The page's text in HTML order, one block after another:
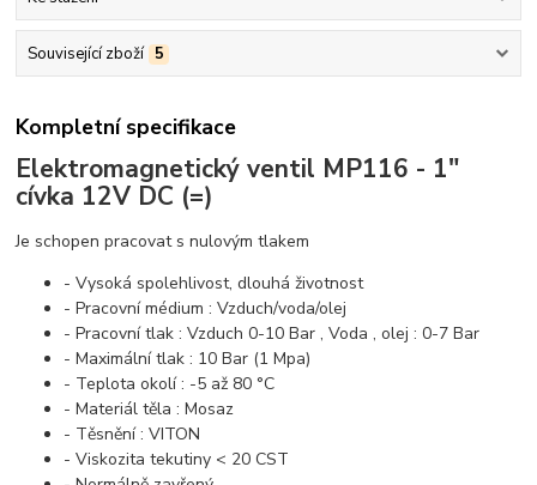
Související zboží 5
Kompletní specifikace
Elektromagnetický ventil MP116 - 1"
cívka 12V DC (=)
Je schopen pracovat s nulovým tlakem
- Vysoká spolehlivost, dlouhá životnost
- Pracovní médium : Vzduch/voda/olej
- Pracovní tlak : Vzduch 0-10 Bar , Voda , olej : 0-7 Bar
- Maximální tlak : 10 Bar (1 Mpa)
- Teplota okolí : -5 až 80 °C
- Materiál těla : Mosaz
- Těsnění : VITON
- Viskozita tekutiny < 20 CST